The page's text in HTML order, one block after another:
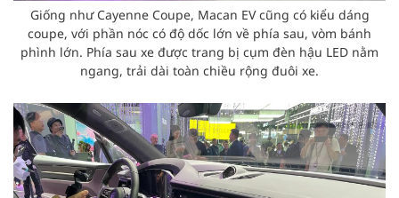
Giống như Cayenne Coupe, Macan EV cũng có kiểu dáng
coupe, với phần nóc có độ dốc lớn về phía sau, vòm bánh
phình lớn. Phía sau xe được trang bị cụm đèn hậu LED nằm
ngang, trải dài toàn chiều rộng đuôi xe.